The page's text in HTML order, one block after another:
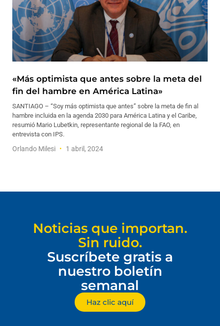
«Más optimista que antes sobre la meta del
fin del hambre en América Latina»
SANTIAGO – “Soy más optimista que antes” sobre la meta de fin al
hambre incluida en la agenda 2030 para América Latina y el Caribe,
resumió Mario Lubetkin, representante regional de la FAO, en
entrevista con IPS.
Orlando Milesi 1 abril, 2024
Noticias que importan.
Sin ruido.
Suscríbete gratis a
nuestro boletín
semanal
Haz clic aquí